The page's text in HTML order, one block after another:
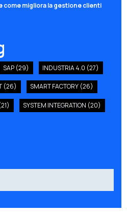
come migliora la gestione clienti
SAP (29) INDUSTRIA 4.0 (27)
(26) SMART FACTORY (26)
SYSTEM INTEGRATION (20)